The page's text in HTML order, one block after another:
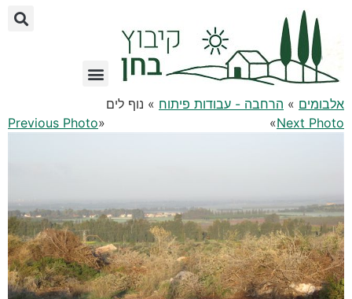
אלבומים » הרחבה - עבודות פיתוח » נוף לים
«
Previous Photo Next Photo
»